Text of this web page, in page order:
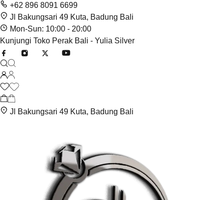
+62 896 8091 6699
Jl Bakungsari 49 Kuta, Badung Bali
Mon-Sun: 10:00 - 20:00
Kunjungi Toko Perak Bali - Yulia Silver
Jl Bakungsari 49 Kuta, Badung Bali